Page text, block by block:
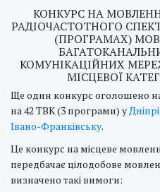
КОНКУРС НА
РАДІОЧАСТОТНОГО
(ПРОГРАМАХ)
КОМУНІКАЦІЙНИХ
МІСЦЕВОЇ
Ще один конкурс оголошено
на 42 ТВК (3 програми) у Дніпрі
Івано-Франківську.
Це конкурс на місцеве
передбачає цілодобове
визначено такі вимоги: